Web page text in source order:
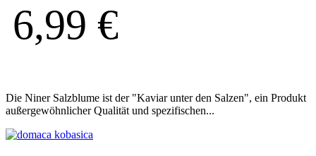
6,99 €
Die Niner Salzblume ist der "Kaviar unter den Salzen", ein Produkt
außergewöhnlicher Qualität und spezifischen...